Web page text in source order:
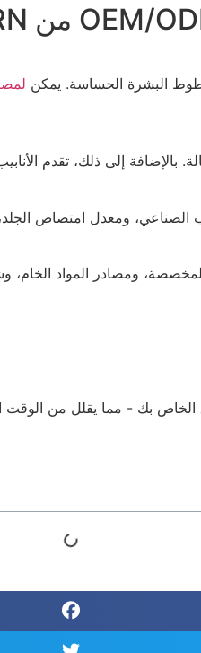
البشرة الحساسة. يمكن
إلى ذلك، تقدم الأنابيب
ومصادر المواد الخام،
الخاص بك - مما يقلل من